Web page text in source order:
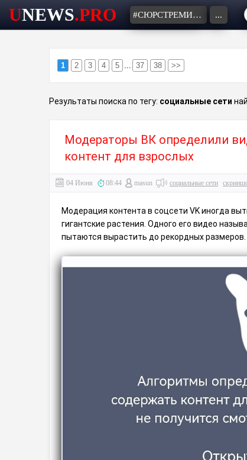
UNEWS.PRO #СЮРСТРЕМИНГ ...
1 2 3 4 5 ... 37 38 >>
Результаты поиска по тегу: социальные сети
Модераторы ВК определили
контент для взрослых
04 Июня 08:44 masun социальные сети
Модерация контента в соцсети VK иногда
гигантские растения. Одного его видео
пытаются вырастить до рекордных размеров.